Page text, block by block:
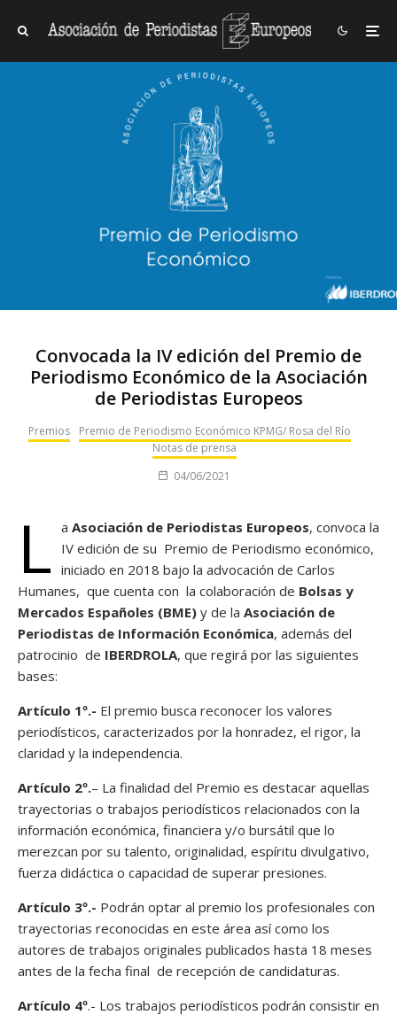
Convocada la IV edición del Premio de
Periodismo Económico de la Asociación
de Periodistas Europeos
Premios
Premio de Periodismo Económico KPMG/ Rosa del Río
Notas de prensa
04/06/2021
L a Asociación de Periodistas Europeos, convoca la
IV edición de su Premio de Periodismo económico,
iniciado en 2018 bajo la advocación de Carlos
Humanes, que cuenta con la colaboración de Bolsas y
Mercados Españoles (BME) y de la Asociación de
Periodistas de Información Económica, además del
patrocinio de IBERDROLA, que regirá por las siguientes
bases:
Artículo 1º.- El premio busca reconocer los valores
periodísticos, caracterizados por la honradez, el rigor, la
claridad y la independencia.
Artículo 2º.– La finalidad del Premio es destacar aquellas
trayectorias o trabajos periodísticos relacionados con la
información económica, financiera y/o bursátil que lo
merezcan por su talento, originalidad, espíritu divulgativo,
fuerza didáctica o capacidad de superar presiones.
Artículo 3º.- Podrán optar al premio los profesionales con
trayectorias reconocidas en este área así como los
autores de trabajos originales publicados hasta 18 meses
antes de la fecha final de recepción de candidaturas.
Artículo 4º.- Los trabajos periodísticos podrán consistir en